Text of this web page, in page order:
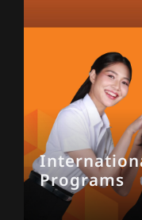
Programs